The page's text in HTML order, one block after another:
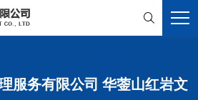

服务有限公司 华蓥山红岩文